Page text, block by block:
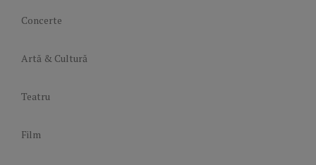
Concerte
Artă & Cultură
Teatru
Film